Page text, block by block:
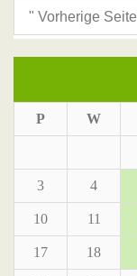
" Vorherige Seite
P W
3 4
10 11
17 18